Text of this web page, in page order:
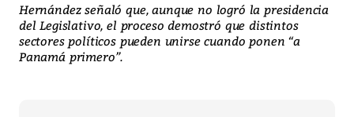
Hernández señaló que, aunque no logró la presidencia
del Legislativo, el proceso demostró que distintos
sectores políticos pueden unirse cuando ponen “a
Panamá primero”.